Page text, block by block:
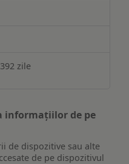
392 zile
informațiilor de pe
de dispozitive sau alte
de pe dispozitivul